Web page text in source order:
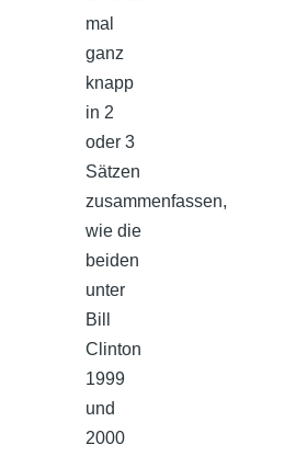
mal
ganz
knapp
in 2
oder 3
Sätzen
zusammenfassen,
wie die
beiden
unter
Bill
Clinton
1999
und
2000